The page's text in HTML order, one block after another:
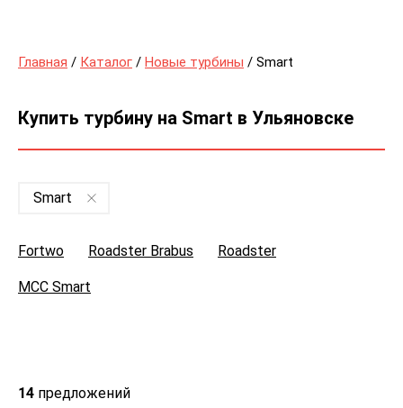
Главная / Каталог / Новые турбины / Smart
Купить турбину на Smart в Ульяновске
Smart
Fortwo Roadster Brabus Roadster
MCC Smart
14 предложений